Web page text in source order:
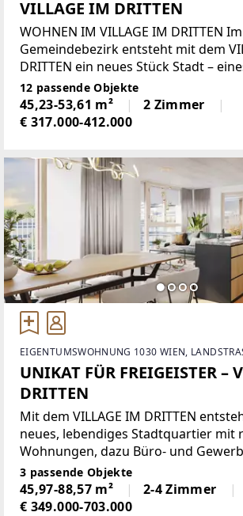
VILLAGE IM DRITTEN
WOHNEN IM VILLAGE IM DRITTEN
Gemeindebezirk entsteht mit dem
DRITTEN ein neues Stück Stadt –
Stadtentwicklungsgebiete Wiens. Auf
Hektar entwickelt die ARE Austrian
Estate gemeinsam
12 passende Objekte
45,23-53,61 m²
2 Zimmer
€ 317.000-412.000
EIGENTUMSWOHNUNG 1030 WIEN,
UNIKAT FÜR FREIGEISTER –
DRITTEN
Mit dem VILLAGE IM DRITTEN
neues, lebendiges Stadtquartier mit
Wohnungen, dazu Büro- und
Nahversorgung sowie
Bildunseinrichtungen, welches das
Wohnen mit viel Grün, Gemeinschaft
3 passende Objekte
45,97-88,57 m²
2-4 Zimmer
€ 349.000-703.000